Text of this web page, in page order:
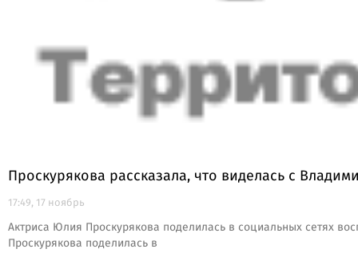
Проскурякова рассказала, что виделась с
17:49, 17 ноябрь
Актриса Юлия Проскурякова поделилась в социальных сетях
Проскурякова поделилась в